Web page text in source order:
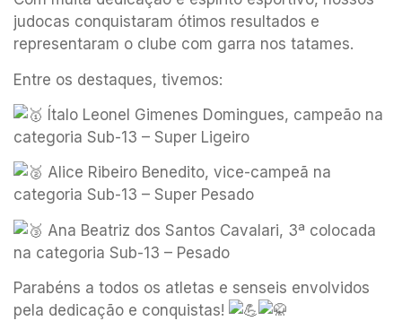
judocas conquistaram ótimos resultados e
representaram o clube com garra nos tatames.
Entre os destaques, tivemos:
Ítalo Leonel Gimenes Domingues, campeão na
categoria Sub-13 – Super Ligeiro
Alice Ribeiro Benedito, vice-campeã na
categoria Sub-13 – Super Pesado
Ana Beatriz dos Santos Cavalari, 3ª colocada
na categoria Sub-13 – Pesado
Parabéns a todos os atletas e senseis envolvidos
pela dedicação e conquistas!